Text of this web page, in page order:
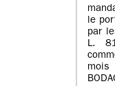
le
par
L.
mois